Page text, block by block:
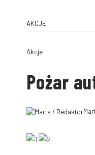
AKCJE
Akcje
Pożar